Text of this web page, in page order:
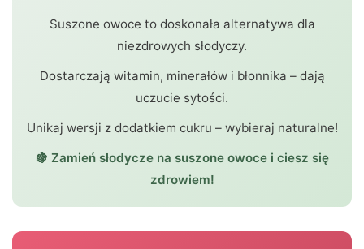
Suszone owoce to doskonała alternatywa dla
niezdrowych słodyczy.
Dostarczają witamin, minerałów i błonnika – dają
uczucie sytości.
Unikaj wersji z dodatkiem cukru – wybieraj naturalne!
🍇 Zamień słodycze na suszone owoce i ciesz się
zdrowiem!